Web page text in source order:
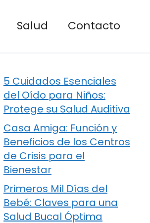
Salud Contacto
5 Cuidados Esenciales
del Oído para Niños:
Protege su Salud Auditiva
Casa Amiga: Función y
Beneficios de los Centros
de Crisis para el
Bienestar
Primeros Mil Días del
Bebé: Claves para una
Salud Bucal Óptima